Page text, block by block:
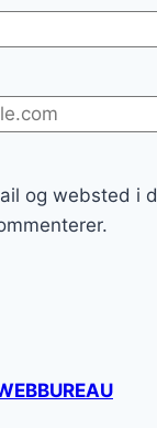
og websted i